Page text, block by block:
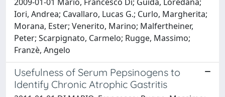
Iori, Andrea; Cavallaro, Lucas G.; Curlo, Margherita;
Morana, Ester; Venerito, Marino; Malfertheiner,
Peter; Scarpignato, Carmelo; Rugge, Massimo;
Franzè, Angelo
Usefulness of Serum Pepsinogens to
Identify Chronic Atrophic Gastritis